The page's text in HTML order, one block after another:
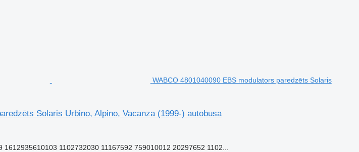
WABCO 4801040090 EBS modulators paredzēts Solaris
Solaris Urbino, Alpino, Vacanza (1999-) autobusa
1102732030 11167592 759010012 20297652 1102...